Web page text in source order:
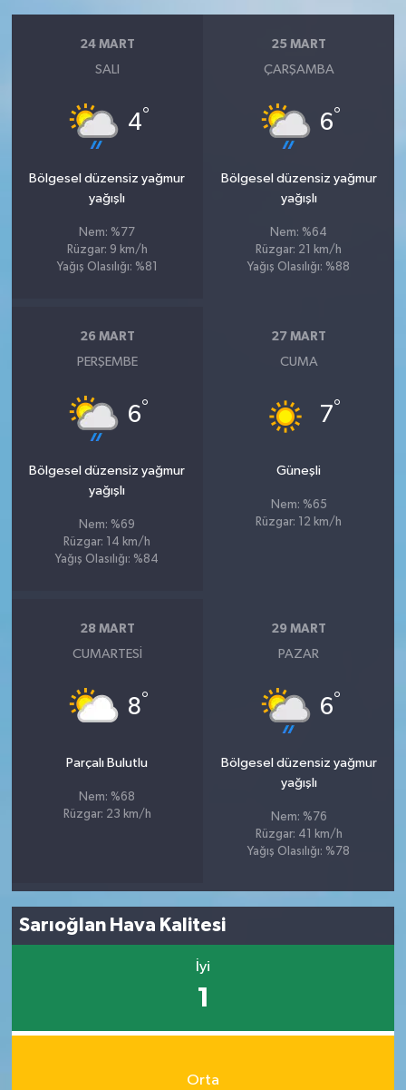
24 MART
SALI
4°
Bölgesel düzensiz yağmur
yağışlı
Nem: %77
Rüzgar: 9 km/h
Yağış Olasılığı: %81
25 MART
ÇARŞAMBA
6°
Bölgesel düzensiz yağmur
yağışlı
Nem: %64
Rüzgar: 21 km/h
Yağış Olasılığı: %88
26 MART
PERŞEMBE
6°
Bölgesel düzensiz yağmur
yağışlı
Nem: %69
Rüzgar: 14 km/h
Yağış Olasılığı: %84
27 MART
CUMA
7°
Güneşli
Nem: %65
Rüzgar: 12 km/h
28 MART
CUMARTESI
8°
Parçalı Bulutlu
Nem: %68
Rüzgar: 23 km/h
29 MART
PAZAR
6°
Bölgesel düzensiz yağmur
yağışlı
Nem: %76
Rüzgar: 41 km/h
Yağış Olasılığı: %78
Sarıoğlan Hava Kalitesi
İyi
1
Orta